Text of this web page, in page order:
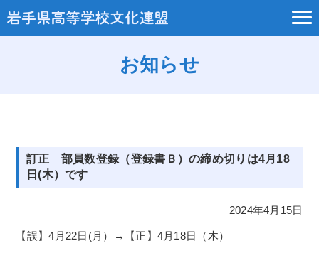
お知らせ
訂正 部員数登録（登録書Ｂ）の締め切りは4月18
日(木）です
2024年4月15日
【誤】4月22日(月）→【正】4月18日（木）